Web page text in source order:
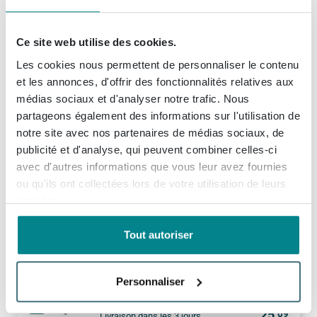
Ce site web utilise des cookies.
Les cookies nous permettent de personnaliser le contenu
et les annonces, d'offrir des fonctionnalités relatives aux
médias sociaux et d'analyser notre trafic. Nous
partageons également des informations sur l'utilisation de
notre site avec nos partenaires de médias sociaux, de
publicité et d'analyse, qui peuvent combiner celles-ci
avec d'autres informations que vous leur avez fournies
ou qu'ils ont collectées lors de votre utilisation de leurs
services.
Tout autoriser
Personnaliser
Afficher plus d'options
(1)
Livré demain
71,99
Afficher plus d'options
1xFortifura calvi ensemble de douche à main avec support de douche à main et tuyau anti-torsion chromé
Livraison8 - 9 semaines 108,99
Afficher plus d'options
En stock
10,
Villeroy & Boch jeu de pieds de baignoire en plastique a 2 pièces
(9)
09